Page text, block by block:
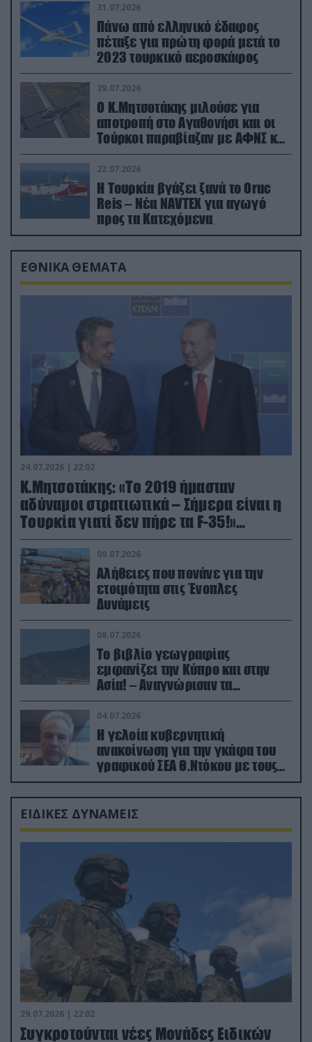
31.07.2026
Πάνω από ελληνικό έδαφος
πέταξε για πρώτη φορά μετά το
2023 τουρκικό αεροσκάφος
29.07.2026
Ο Κ.Μητσοτάκης μιλούσε για
αποτροπή στο Αγαθονήσι και οι
Τούρκοι παραβίαζαν με ΑΦΝΣ και
drone
22.07.2026
Η Τουρκία βγάζει ξανά το Oruc
Reis – Νέα NAVTEX για αγωγό
προς τα Κατεχόμενα
ΕΘΝΙΚΑ ΘΕΜΑΤΑ
24.07.2026 | 22:02
Κ.Μητσοτάκης: «Το 2019 ήμασταν
αδύναμοι στρατιωτικά – Σήμερα είναι η
Τουρκία γιατί δεν πήρε τα F-35!»
(βίντεο)
09.07.2026
Αλήθειες που πονάνε για την
ετοιμότητα στις Ένοπλες
Δυνάμεις
08.07.2026
Το βιβλίο γεωγραφίας
εμφανίζει την Κύπρο και στην
Ασία! – Αναγνώρισαν τα
κατεχόμενα; (φωτο)
04.07.2026
Η γελοία κυβερνητική
ανακοίνωση για την γκάφα του
γραφικού ΣΕΑ Θ.Ντόκου με τους
Ρώσους φαρσέρ
ΕΙΔΙΚΕΣ ΔΥΝΑΜΕΙΣ
29.07.2026 | 22:02
Συγκροτούνται νέες Μονάδες Ειδικών